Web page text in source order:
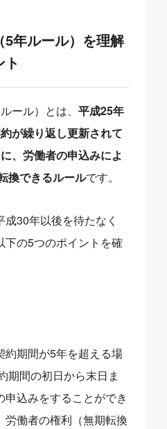
年ルール）を理解
ト
ール）とは、平成25年
が繰り返し更新されて
、労働者の申込みによ
換できるルールです。
30年以後を待たなく
下の5つのポイントを確
約期間が5年を超える場
期間の初日から末日ま
込みをすることができ
労働者の権利（無期転換